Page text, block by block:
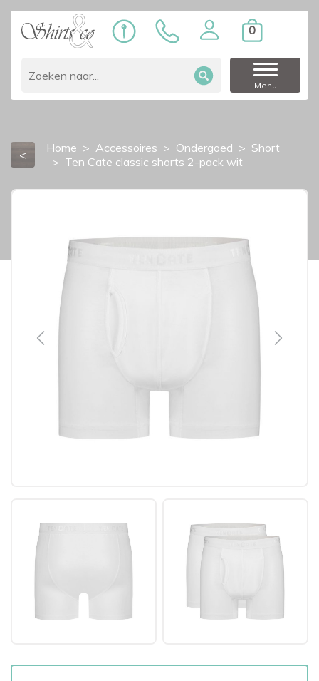
0
Menu
< Home Accessoires Ondergoed
Short
Ten Cate classic shorts 2-pack wit
Previous Next